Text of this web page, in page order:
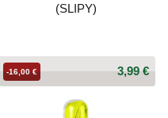
(SLIPY)
3,99 €
-16,00 €